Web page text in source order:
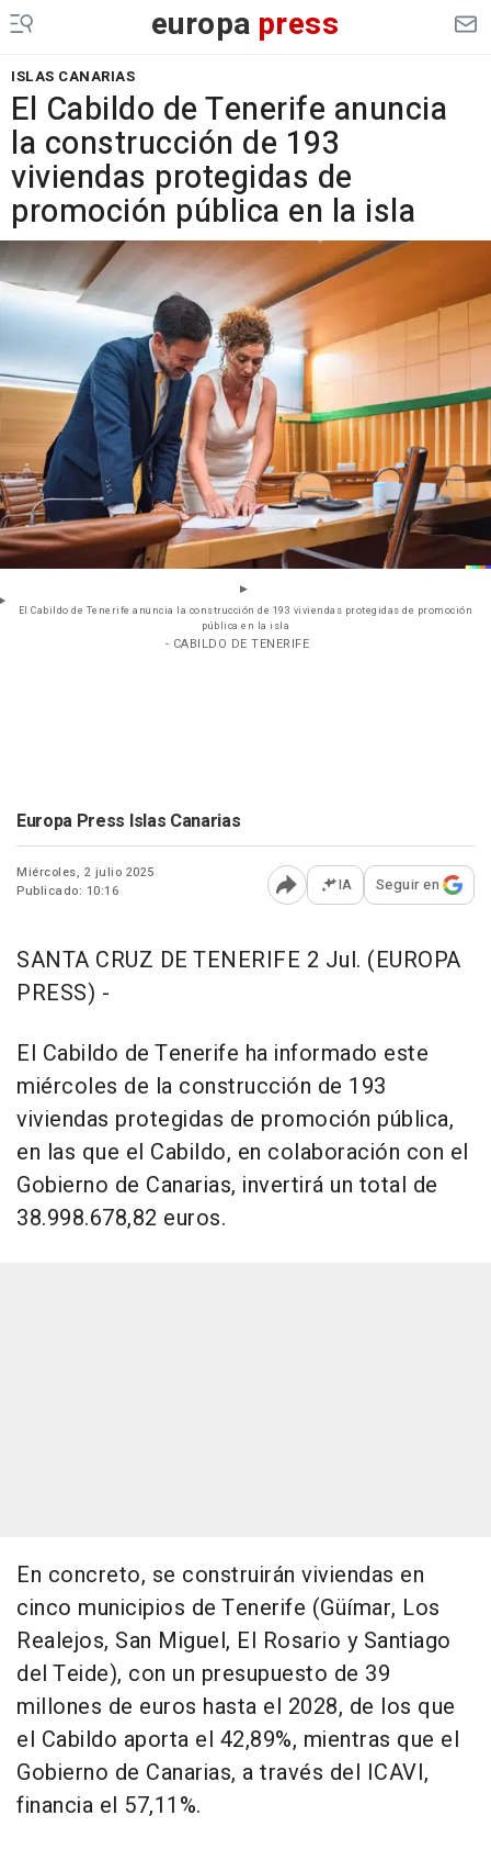
europa press
ISLAS CANARIAS
El Cabildo de Tenerife anuncia
la construcción de 193
viviendas protegidas de
promoción pública en la isla
El Cabildo de Tenerife anuncia la construcción de 193 viviendas protegidas de promoción
pública en la isla
- CABILDO DE TENERIFE
Europa Press Islas Canarias
Miércoles, 2 julio 2025
Publicado: 10:16
Abrir opciones para
IA Seguir en
SANTA CRUZ DE TENERIFE 2 Jul. (EUROPA
PRESS) -
El Cabildo de Tenerife ha informado este
miércoles de la construcción de 193
viviendas protegidas de promoción pública,
en las que el Cabildo, en colaboración con el
Gobierno de Canarias, invertirá un total de
38.998.678,82 euros.
En concreto, se construirán viviendas en
cinco municipios de Tenerife (Güímar, Los
Realejos, San Miguel, El Rosario y Santiago
del Teide), con un presupuesto de 39
millones de euros hasta el 2028, de los que
el Cabildo aporta el 42,89%, mientras que el
Gobierno de Canarias, a través del ICAVI,
financia el 57,11%.